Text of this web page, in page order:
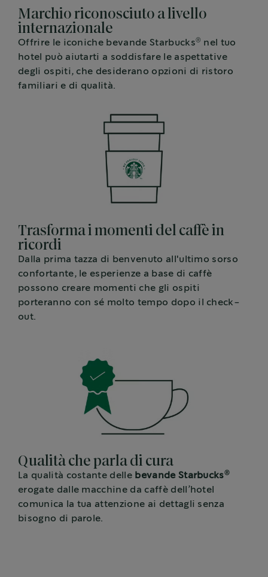
Marchio riconosciuto a livello
internazionale
Offrire le iconiche bevande Starbucks® nel tuo
hotel può aiutarti a soddisfare le aspettative
degli ospiti, che desiderano opzioni di ristoro
familiari e di qualità.
Trasforma i momenti del caffè in
ricordi
Dalla prima tazza di benvenuto all'ultimo sorso
confortante, le esperienze a base di caffè
possono creare momenti che gli ospiti
porteranno con sé molto tempo dopo il check-
out.
Qualità che parla di cura
La qualità costante delle bevande Starbucks®
erogate dalle macchine da caffè dell’hotel
comunica la tua attenzione ai dettagli senza
bisogno di parole.